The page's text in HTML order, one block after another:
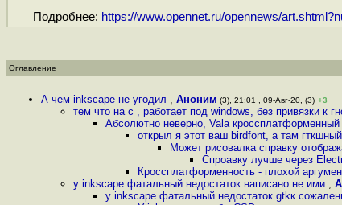
Подробнее: https://www.opennet.ru/opennews/
Оглавление
А чем inksсape не угодил , Аноним (3), 21:01 , 09-Авг-20, (3) +3
тем что на c , работает под windows, без привязки к
Абсолютно неверно, Vala
открыл я этот ваш birdfont, а там
Может рисовалка справку
Спроавку лучше через
Кроссплатформенность - плохой
у inksсape фатальный недостаток написано не ими ,
у inksсape фатальный недостаток gtkк